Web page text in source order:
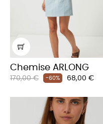
Chemise ARLONG
Prix
170,00 € -60% Prix
68,00 €